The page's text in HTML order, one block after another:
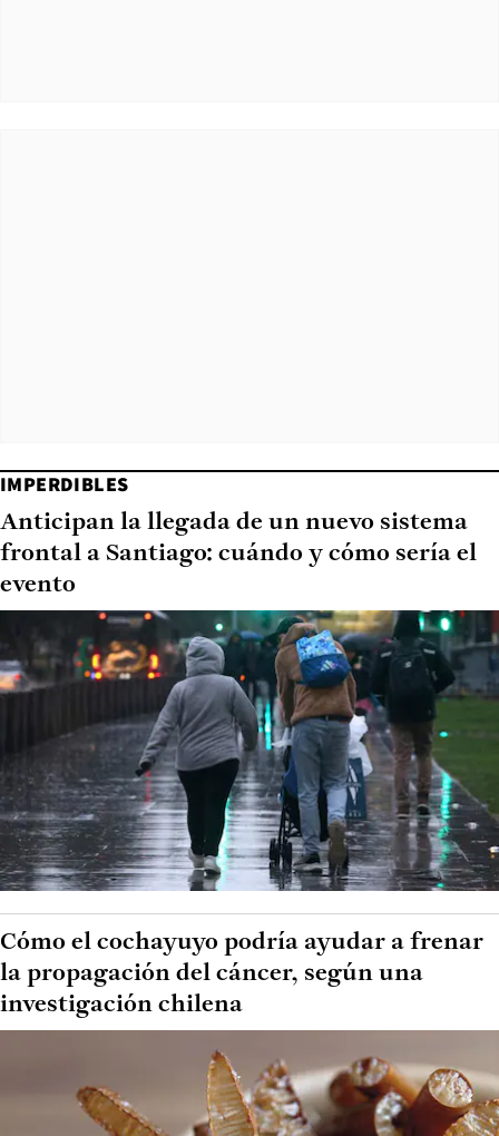
IMPERDIBLES
Anticipan la llegada de un nuevo sistema
frontal a Santiago: cuándo y cómo sería el
evento
Cómo el cochayuyo podría ayudar a frenar
la propagación del cáncer, según una
investigación chilena